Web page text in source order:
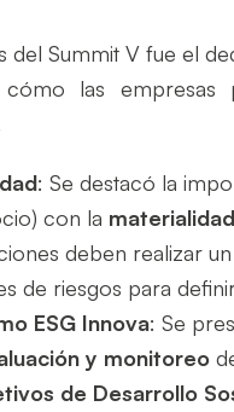
Summit V fue el
las empresas
: Se destacó la
con la
deben realizar un
de riesgos para
ESG Innova: Se
y monitoreo
de Desarrollo